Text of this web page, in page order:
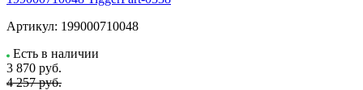
Артикул: 199000710048
Есть в наличии
3 870 руб.
4 257 руб.